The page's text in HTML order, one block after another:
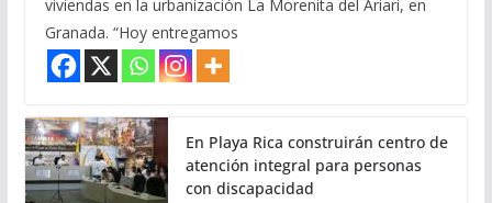
viviendas en la urbanización La Morenita del Ariari, en
Granada. “Hoy entregamos
En Playa Rica construirán centro de
atención integral para personas
con discapacidad